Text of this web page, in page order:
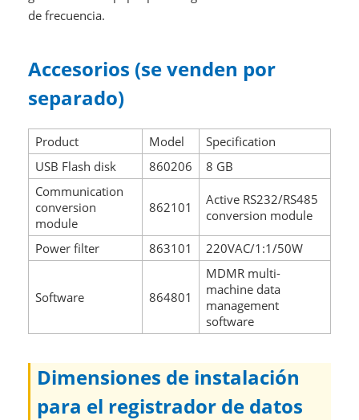
de frecuencia.
Accesorios (se venden por
separado)
Product Model
Specification
USB Flash disk
860206
8 GB
Communication
conversion
module
862101
Active RS232/RS485
conversion module
Power filter 863101 220VAC/1:1/50W
Software 864801
MDMR multi-
machine data
management
software
Dimensiones de instalación
para el registrador de datos